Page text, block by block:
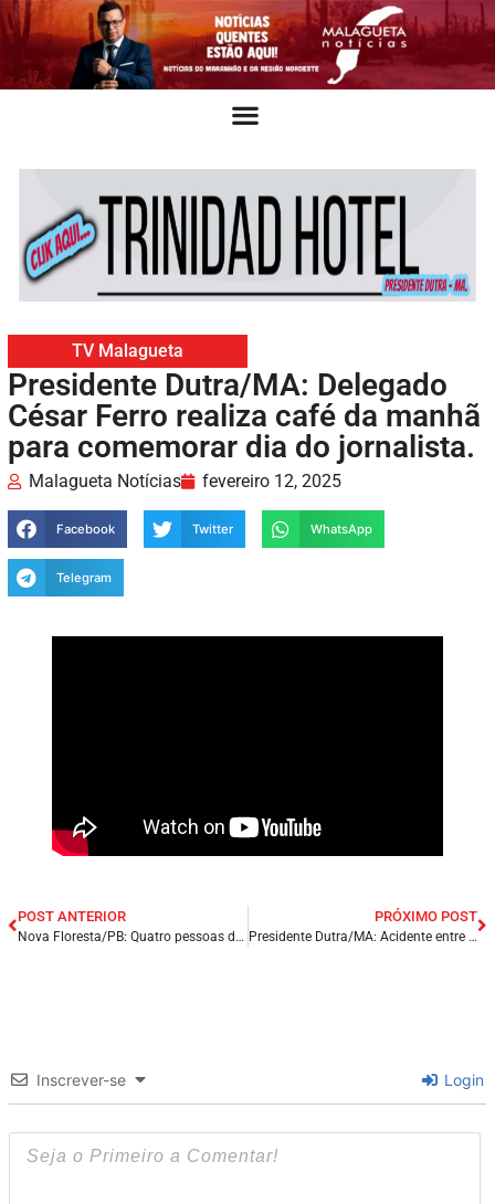
TV Malagueta
Presidente Dutra/MA: Delegado
César Ferro realiza café da manhã
para comemorar dia do jornalista.
Malagueta Notícias fevereiro 12, 2025
Facebook Twitter WhatsApp
Telegram
POST ANTERIOR
Nova Floresta/PB: Quatro pessoas da mesma família ficam feridas em acidente entre carro e moto.
PRÓXIMO POST
Presidente Dutra/MA: Acidente entre carreta de boi e carro de passeio deixa uma pessoa ferida na BR – 135.
Inscrever-se Login